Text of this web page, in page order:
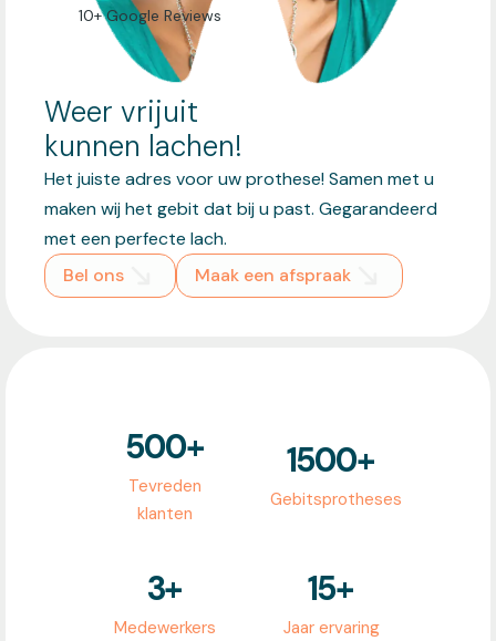
Weer vrijuit
kunnen lachen!
Het juiste adres voor uw prothese! Samen met u
maken wij het gebit dat bij u past. Gegarandeerd
met een perfecte lach.
Bel ons
Maak een afspraak
10+ Google Reviews
500+
Tevreden
klanten
1500+
Gebitsprotheses
3+
Medewerkers
15+
Jaar ervaring